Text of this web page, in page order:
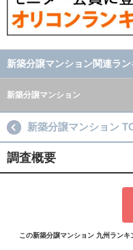
新築分譲マンション関連ラ
新築分譲マンション
新築分譲マンション
調査概要
この新築分譲マンション 九州ランキ